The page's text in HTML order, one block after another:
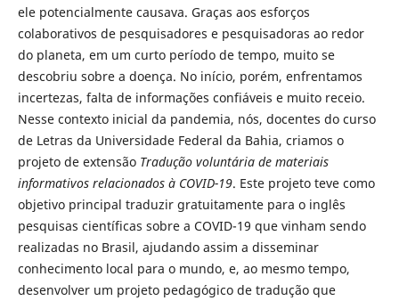
ele potencialmente causava. Graças aos esforços
colaborativos de pesquisadores e pesquisadoras ao redor
do planeta, em um curto período de tempo, muito se
descobriu sobre a doença. No início, porém, enfrentamos
incertezas, falta de informações confiáveis e muito receio.
Nesse contexto inicial da pandemia, nós, docentes do curso
de Letras da Universidade Federal da Bahia, criamos o
projeto de extensão Tradução voluntária de materiais
informativos relacionados à COVID-19. Este projeto teve como
objetivo principal traduzir gratuitamente para o inglês
pesquisas científicas sobre a COVID-19 que vinham sendo
realizadas no Brasil, ajudando assim a disseminar
conhecimento local para o mundo, e, ao mesmo tempo,
desenvolver um projeto pedagógico de tradução que